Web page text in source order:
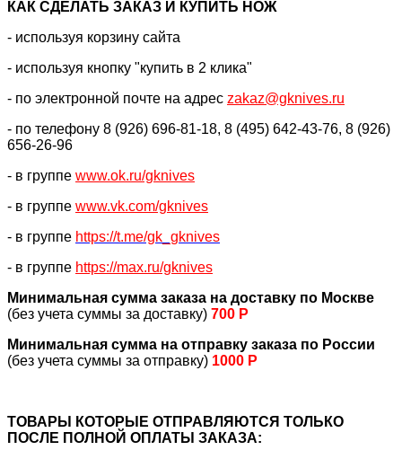
КАК CДЕЛАТЬ ЗАКАЗ И КУПИТЬ НОЖ
- используя корзину сайта
- используя кнопку "купить в 2 клика"
- по электронной почте на адрес zakaz@gknives.ru
- по телефону 8 (926) 696-81-18, 8 (495) 642-43-76, 8 (926)
656-26-96
- в группе www.ok.ru/gknives
- в группе www.vk.com/gknives
- в группе https://t.me/gk_gknives
- в группе https://max.ru/gknives
Минимальная сумма заказа на доставку по Москве
(без учета суммы за доставку) 700 Р
Минимальная сумма на отправку заказа по России
(без учета суммы за отправку) 1000 Р
ТОВАРЫ КОТОРЫЕ ОТПРАВЛЯЮТСЯ ТОЛЬКО
ПОСЛЕ ПОЛНОЙ ОПЛАТЫ ЗАКАЗА: